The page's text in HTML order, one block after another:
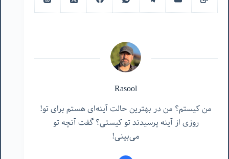
Rasool
من کیستم؟ من در بهترین حالت آینه‌ای هستم برای تو!
روزی از آینه پرسیدند تو کیستی؟ گفت آنچه تو
می‌بینی!